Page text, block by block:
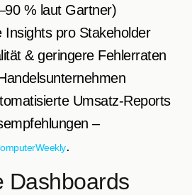
% laut Gartner)
Insights pro Stakeholder
& geringere Fehlerraten
Umsatz-Reports
–
.
Dashboards